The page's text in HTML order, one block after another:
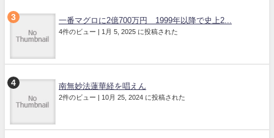
一番マグロに2億700万円 1999年以降で史上2...
4件のビュー 1月 5, 2025 に投稿された
南無妙法蓮華経を唱えん
2件のビュー 10月 25, 2024 に投稿された